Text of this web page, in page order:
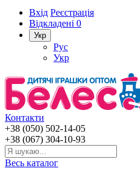
Вхід Реєстрація
Відкладені 0
Укр
Рус
Укр
Контакти
+38 (050) 502-14-05
+38 (067) 304-10-93
Весь каталог